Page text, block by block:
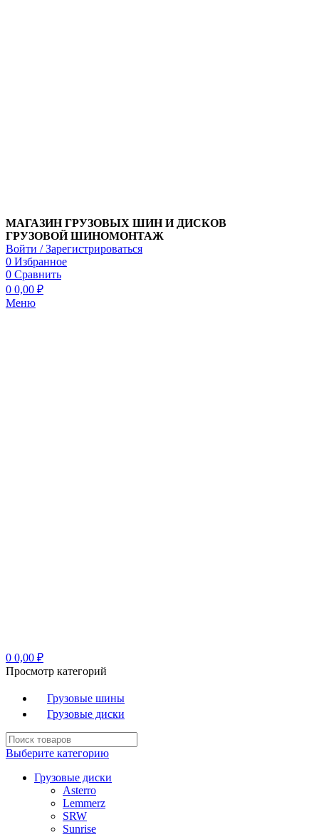
МАГАЗИН ГРУЗОВЫХ ШИН И ДИСКОВ
ГРУЗОВОЙ ШИНОМОНТАЖ
Войти / Зарегистрироваться
0 Избранное
0 Сравнить
0 0,00 ₽
Меню
0 0,00 ₽
Просмотр категорий
Грузовые шины
Грузовые диски
Выберите категорию
Грузовые диски
Asterro
Lemmerz
SRW
Sunrise